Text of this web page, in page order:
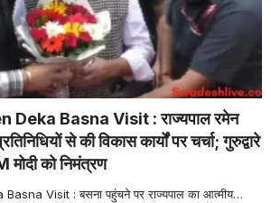
Basna Visit : राज्यपाल रमेन
से की विकास कार्यों पर चर्चा; गुरुद्वारे
को निमंत्रण
Visit : बसना पहुंचने पर राज्यपाल का आत्मीय…